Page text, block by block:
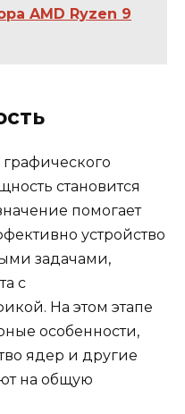
AMD Ryzen 9
становится
помогает
устройство
задачами,
с
На этом этапе
особенности,
ядер и другие
на общую